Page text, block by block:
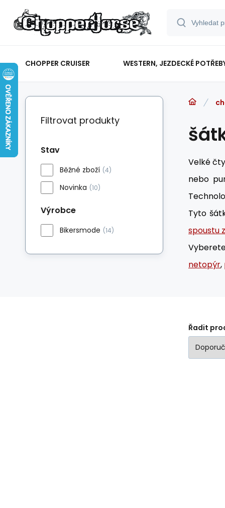
CHOPPER CRUISER WESTERN, JEZDECKÉ
Velké
nebo
Tyto
spoustu
netopýr,
Řadit
Filtrovat produkty
Stav
Běžné zboží (4)
Novinka (10)
Výrobce
Bikersmode (14)